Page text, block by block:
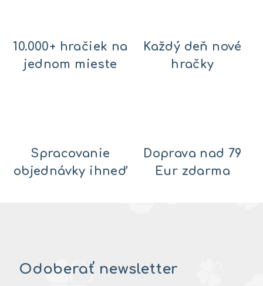
10.000+ hračiek na
jednom mieste
Každý deň nové
hračky
Spracovanie
objednávky ihneď
Doprava nad 79
Eur zdarma
Odoberať newsletter